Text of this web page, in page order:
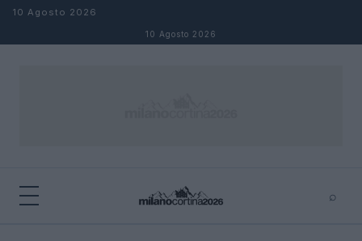
Salta al contenuto
10 Agosto 2026
10 Agosto 2026
⌕